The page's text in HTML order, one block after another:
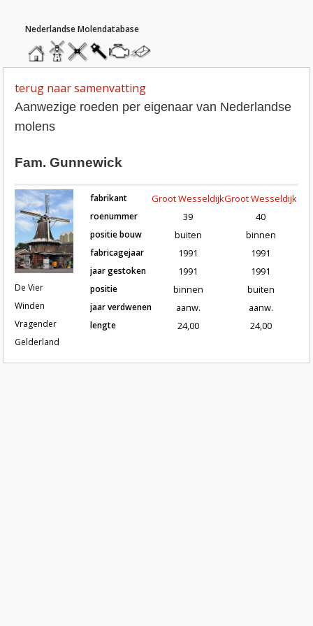
homemolendatabase
roedendatabase
assendatabase
motorendatabase
stuur
een
terug naar samenvatting
Aanwezige roeden per eigenaar van Nederlandse
molens
Fam. Gunnewick
De Vier
Winden
Vragender
Gelderland
Roeden van molen De Vier Winden in
fabrikant
roenummer
positie bouw
fabricagejaar
jaar gestoken
positie
jaar verdwenen
lengte
Groot Wesseldijk
39
buiten
1991
1991
binnen
aanw.
24,00
Groot Wesseldijk
40
binnen
1991
1991
buiten
aanw.
24,00